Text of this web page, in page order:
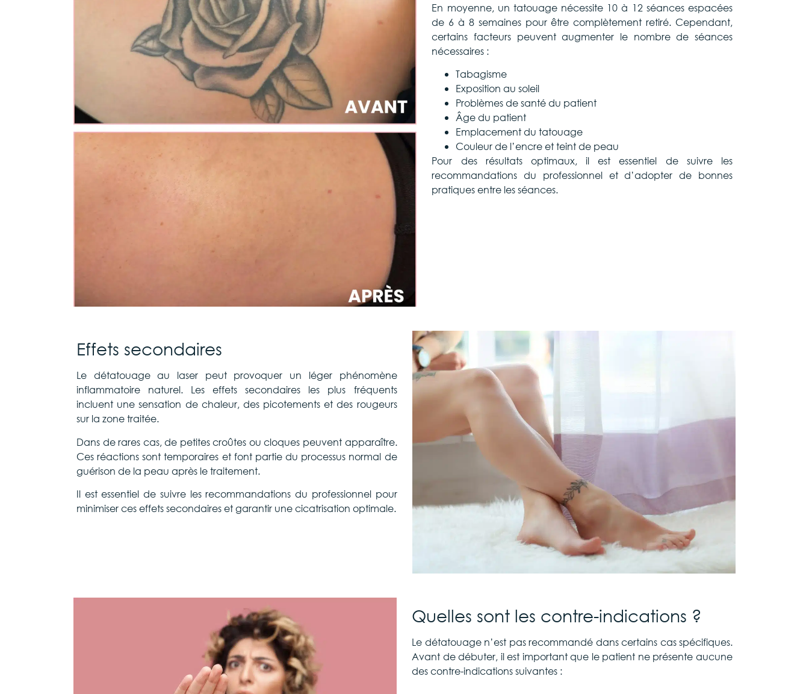
En moyenne, un tatouage nécessite 10 à 12 séances espacées
de 6 à 8 semaines pour être complètement retiré. Cependant,
certains facteurs peuvent augmenter le nombre de séances
nécessaires :
Tabagisme
Exposition au soleil
Problèmes de santé du patient
Âge du patient
Emplacement du tatouage
Couleur de l’encre et teint de peau
Pour des résultats optimaux, il est essentiel de suivre les
recommandations du professionnel et d’adopter de bonnes
pratiques entre les séances.
Effets secondaires
Le détatouage au laser peut provoquer un léger phénomène
inflammatoire naturel. Les effets secondaires les plus fréquents
incluent une sensation de chaleur, des picotements et des rougeurs
sur la zone traitée.
Dans de rares cas, de petites croûtes ou cloques peuvent apparaître.
Ces réactions sont temporaires et font partie du processus normal de
guérison de la peau après le traitement.
Il est essentiel de suivre les recommandations du professionnel pour
minimiser ces effets secondaires et garantir une cicatrisation optimale.
Quelles sont les contre-indications ?
Le détatouage n’est pas recommandé dans certains cas spécifiques.
Avant de débuter, il est important que le patient ne présente aucune
des contre-indications suivantes :